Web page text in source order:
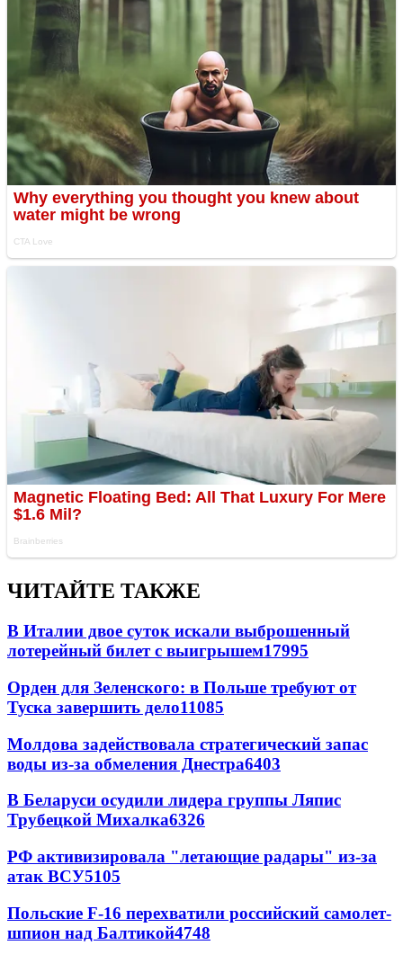
ЧИТАЙТЕ ТАКЖЕ
В Италии двое суток искали выброшенный
лотерейный билет с выигрышем17995
Орден для Зеленского: в Польше требуют от
Туска завершить дело11085
Молдова задействовала стратегический запас
воды из-за обмеления Днестра6403
В Беларуси осудили лидера группы Ляпис
Трубецкой Михалка6326
РФ активизировала "летающие радары" из-за
атак ВСУ5105
Польские F-16 перехватили российский самолет-
шпион над Балтикой4748